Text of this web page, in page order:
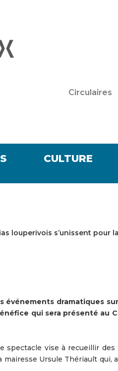
Circulaires
CULTURE
louperivois s’unissent pour
événements dramatiques
qui sera présenté au
spectacle vise à recueillir
mairesse Ursule Thériault